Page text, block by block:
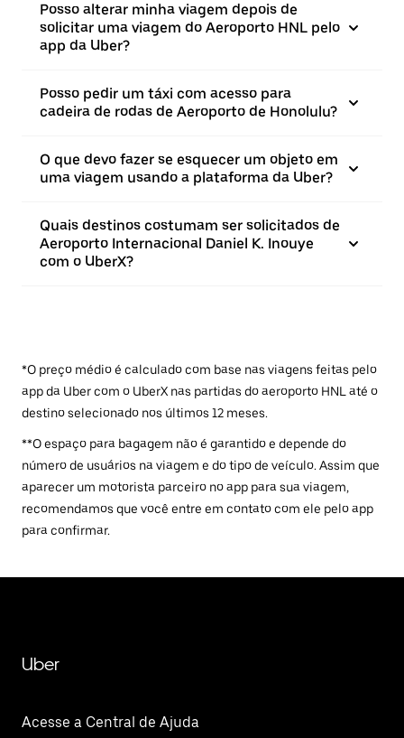
Posso alterar minha viagem depois de
solicitar uma viagem do Aeroporto HNL pelo
app da Uber?
Posso pedir um táxi com acesso para
cadeira de rodas de Aeroporto de Honolulu?
O que devo fazer se esquecer um objeto em
uma viagem usando a plataforma da Uber?
Quais destinos costumam ser solicitados de
Aeroporto Internacional Daniel K. Inouye
com o UberX?
*O preço médio é calculado com base nas viagens feitas pelo
app da Uber com o UberX nas partidas do aeroporto HNL até o
destino selecionado nos últimos 12 meses.
**O espaço para bagagem não é garantido e depende do
número de usuários na viagem e do tipo de veículo. Assim que
aparecer um motorista parceiro no app para sua viagem,
recomendamos que você entre em contato com ele pelo app
para confirmar.
Uber
Acesse a Central de Ajuda